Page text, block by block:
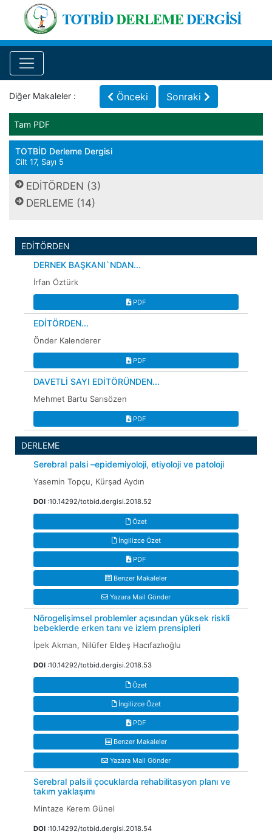
Diğer Makaleler : Önceki Sonraki
Tam PDF
TOTBİD Derleme Dergisi
Cilt 17, Sayı 5
EDİTÖRDEN (3)
DERLEME (14)
EDİTÖRDEN
DERNEK BAŞKANI`NDAN...
İrfan Öztürk
PDF
EDİTÖRDEN...
Önder Kalenderer
PDF
DAVETLİ SAYI EDİTÖRÜNDEN...
Mehmet Bartu Sarısözen
PDF
DERLEME
Serebral palsi –epidemiyoloji, etiyoloji ve patoloji
Yasemin Topçu, Kürşad Aydın
DOI :10.14292/totbid.dergisi.2018.52
Özet
İngilizce Özet
PDF
Benzer Makaleler
Yazara Mail Gönder
Nörogelişimsel problemler açısından yüksek riskli
bebeklerde erken tanı ve izlem prensipleri
İpek Akman, Nilüfer Eldeş Hacıfazlıoğlu
DOI :10.14292/totbid.dergisi.2018.53
Özet
İngilizce Özet
PDF
Benzer Makaleler
Yazara Mail Gönder
Serebral palsili çocuklarda rehabilitasyon planı ve
takım yaklaşımı
Mintaze Kerem Günel
DOI :10.14292/totbid.dergisi.2018.54